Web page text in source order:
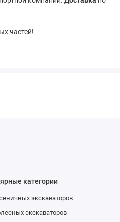
частей!
категории
экскаваторов
экскаваторов